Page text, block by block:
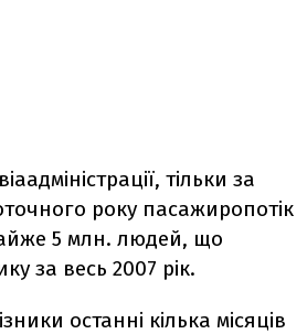
тільки за
року пасажиропотік
5 млн. людей, що
за весь 2007 рік.
останні кілька місяців